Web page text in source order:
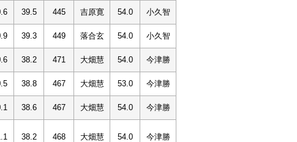
39.5 445 吉原寛 54.0 小久智
39.3 449 落合玄 54.0 小久智
38.2 471 大畑慧 54.0 今津勝
38.8 467 大畑慧 53.0 今津勝
38.6 467 大畑慧 54.0 今津勝
38.2 468 大畑慧 54.0 今津勝